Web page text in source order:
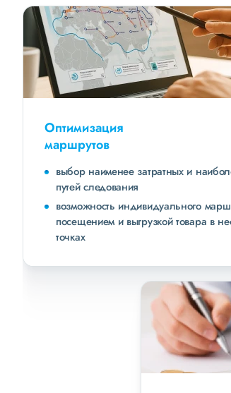
Оптимизация
маршрутов
выбор наименее затратных и
путей следования
возможность индивидуального
посещением и выгрузкой товара в
точках